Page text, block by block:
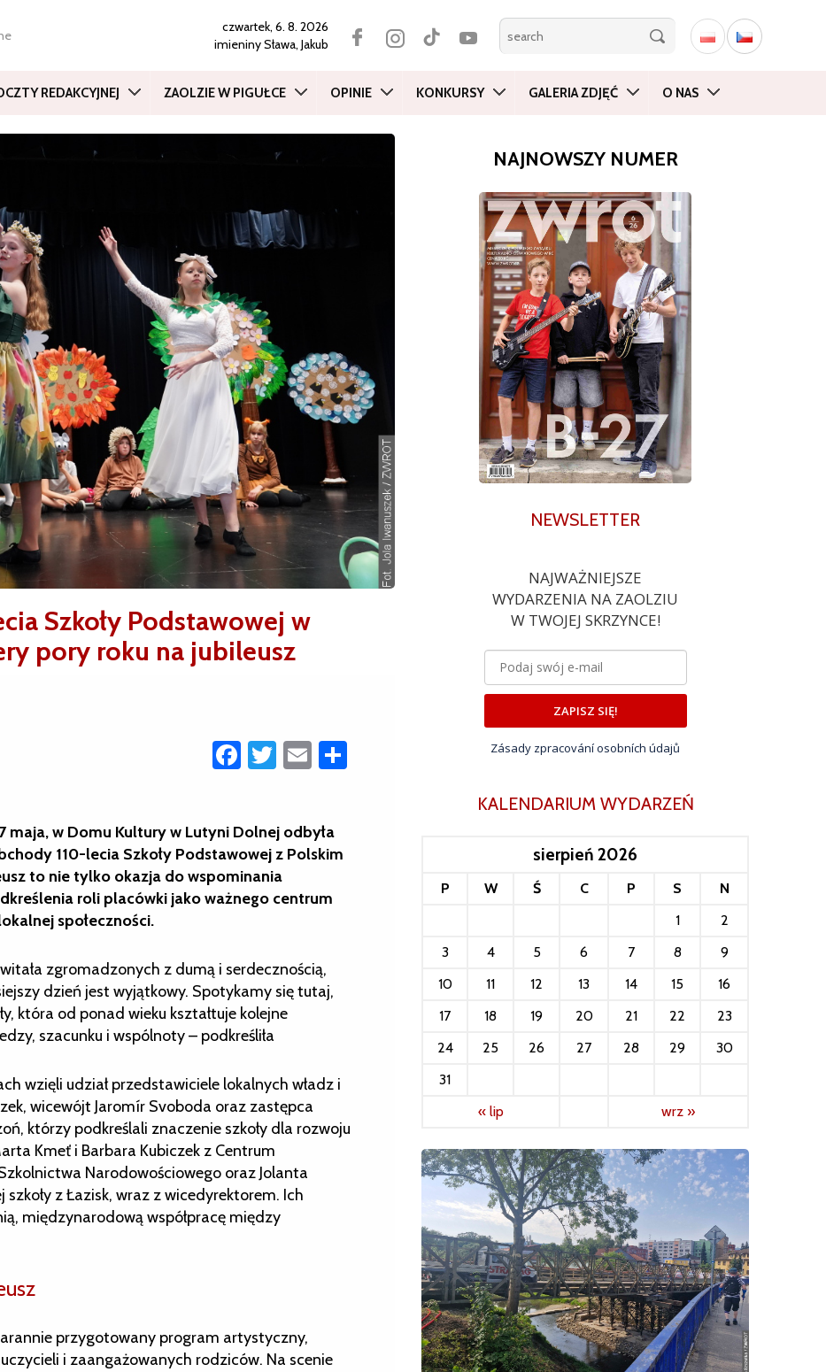
czwartek, 6. 8. 2026
imieninySława, Jakub
REDAKCYJNEJ ZAOLZIE W PIGUŁCE OPINIE KONKURSY GALERIA ZDJĘĆ O NAS
Szkoły Podstawowej w
pory roku na jubileusz
Facebook
Twitter
Email
maja, w Domu Kultury w Lutyni Dolnej odbyła
110-lecia Szkoły Podstawowej z Polskim
to nie tylko okazja do wspominania
roli placówki jako ważnego centrum
społeczności.
zgromadzonych z dumą i serdecznością,
dzień jest wyjątkowy. Spotykamy się tutaj,
która od ponad wieku kształtuje kolejne
szacunku i wspólnoty – podkreśliła
wzięli udział przedstawiciele lokalnych władz i
wicewójt Jaromír Svoboda oraz zastępca
którzy podkreślali znaczenie szkoły dla rozwoju
Kmeť i Barbara Kubiczek z Centrum
Narodowościowego oraz Jolanta
z Łazisk, wraz z wicedyrektorem. Ich
międzynarodową współpracę między
przygotowany program artystyczny,
i zaangażowanych rodziców. Na scenie
NAJNOWSZY NUMER
NEWSLETTER
NAJWAŻNIEJSZE
WYDARZENIA NA ZAOLZIU
W TWOJEJ SKRZYNCE!
ZAPISZ SIĘ!
Zásady zpracování osobních údajů
KALENDARIUM WYDARZEŃ
sierpień 2026
P W Ś C P S
N
1
2
3
4 5 6 7 8
9
10
11 12 13 14 15
16
17
18 19 20 21 22
23
24
25 26 27 28 29
30
31
« lip
wrz »